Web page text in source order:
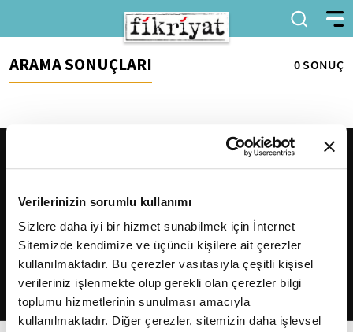
Verilerinizin sorumlu kullanımı
Sizlere daha iyi bir hizmet sunabilmek için İnternet
Sitemizde kendimize ve üçüncü kişilere ait çerezler
kullanılmaktadır. Bu çerezler vasıtasıyla çeşitli kişisel
verileriniz işlenmekte olup gerekli olan çerezler bilgi
toplumu hizmetlerinin sunulması amacıyla
kullanılmaktadır. Diğer çerezler, sitemizin daha işlevsel
ARAMA SONUÇLARI 0 SONUÇ
2026Fikriyat. Tüm hakları saklıdır.